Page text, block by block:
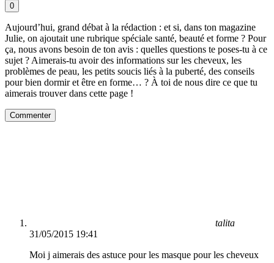
0
Aujourd’hui, grand débat à la rédaction : et si, dans ton magazine
Julie, on ajoutait une rubrique spéciale santé, beauté et forme ? Pour
ça, nous avons besoin de ton avis : quelles questions te poses-tu à ce
sujet ? Aimerais-tu avoir des informations sur les cheveux, les
problèmes de peau, les petits soucis liés à la puberté, des conseils
pour bien dormir et être en forme… ? À toi de nous dire ce que tu
aimerais trouver dans cette page !
Commenter
talita
31/05/2015 19:41
Moi j aimerais des astuce pour les masque pour les cheveux